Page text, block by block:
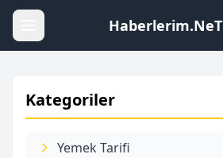
Haberlerim.NeT
Kategoriler
Yemek Tarifi